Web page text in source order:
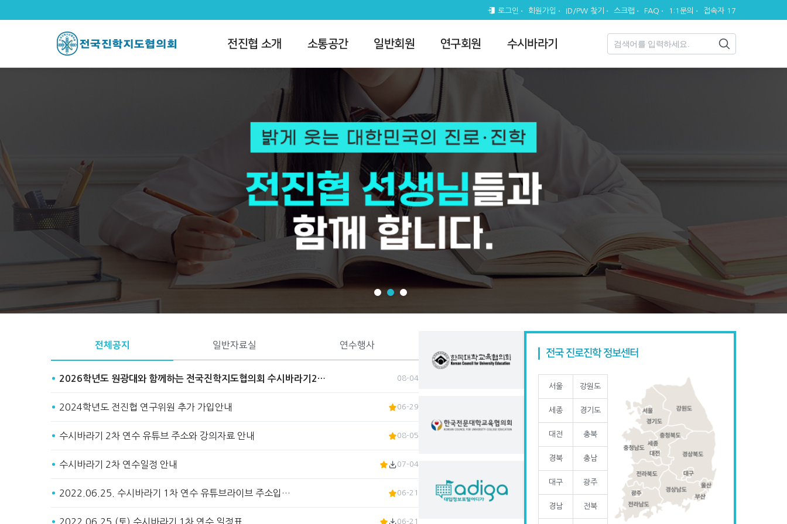
로그인 회원가입 ID/PW 찾기 스크랩 FAQ 1:1문의 접속자 17
전진협 소개 소통공간 일반회원 연구회원 수시바라기
전체공지
2026학년도 원광대와 함께하는 전국진학지도협의회 수시바라기2… 08-04
2024학년도 전진협 연구위원 추가 가입안내 06-29
수시바라기 2차 연수 유튜브 주소와 강의자료 안내 08-05
수시바라기 2차 연수일정 안내 07-04
2022.06.25. 수시바라기 1차 연수 유튜브라이브 주소입… 06-21
2022.06.25.(토) 수시바라기 1차 연수 일정표 06-21
일반자료실 연수행사
전국 진로진학 정보센터
서울 강원도
세종 경기도
대전 충북
경북 충남
대구 광주
경남 전북